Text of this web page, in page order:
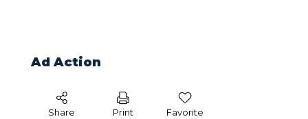
Ad Action
Share Print Favorite